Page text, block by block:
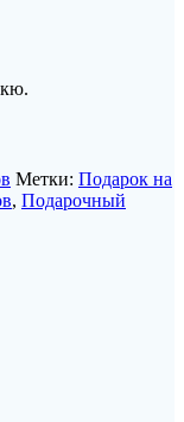
Метки: Подарок на
, Подарочный